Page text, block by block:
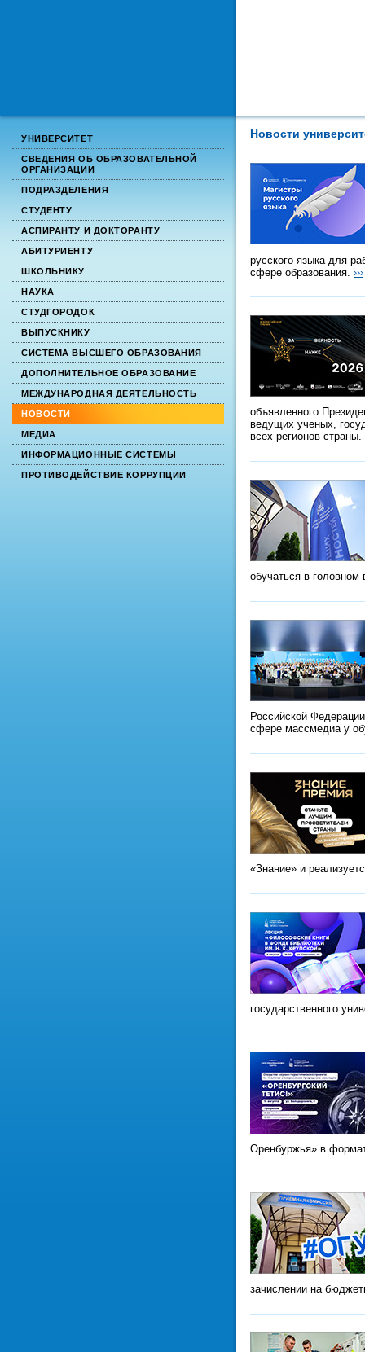
УНИВЕРСИТЕТ
СВЕДЕНИЯ ОБ ОБРАЗОВАТЕЛЬНОЙ
ОРГАНИЗАЦИИ
ПОДРАЗДЕЛЕНИЯ
СТУДЕНТУ
АСПИРАНТУ И ДОКТОРАНТУ
АБИТУРИЕНТУ
ШКОЛЬНИКУ
НАУКА
СТУДГОРОДОК
ВЫПУСКНИКУ
СИСТЕМА ВЫСШЕГО ОБРАЗОВАНИЯ
ДОПОЛНИТЕЛЬНОЕ ОБРАЗОВАНИЕ
МЕЖДУНАРОДНАЯ ДЕЯТЕЛЬНОСТЬ
НОВОСТИ
МЕДИА
ИНФОРМАЦИОННЫЕ СИСТЕМЫ
ПРОТИВОДЕЙСТВИЕ КОРРУПЦИИ
Новости
русского языка для
сфере образования. ›››
объявленного
ведущих ученых,
всех регионов страны.
обучаться в
Российской
сфере массмедиа у
«Знание» и
государственного
Оренбуржья» в
зачислении на